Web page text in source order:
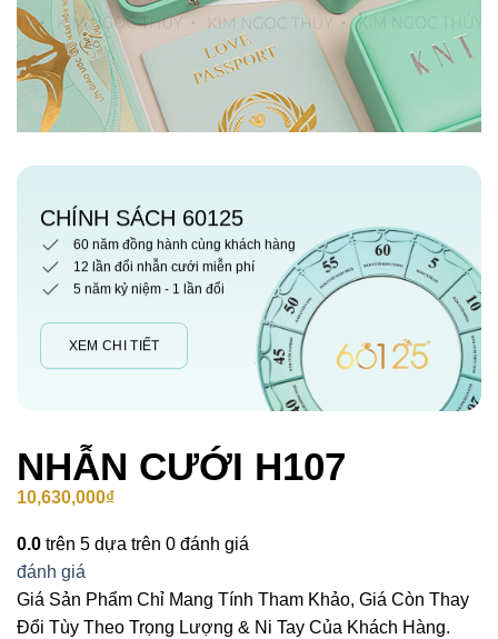
CHÍNH SÁCH 60125
60 năm đồng hành cùng khách hàng
12 lần đổi nhẫn cưới miễn phí
5 năm kỷ niệm - 1 lần đổi
XEM CHI TIẾT
NHẪN CƯỚI H107
10,630,000₫
0.0 trên 5 dựa trên 0 đánh giá
đánh giá
Giá Sản Phẩm Chỉ Mang Tính Tham Khảo, Giá Còn Thay
Đổi Tùy Theo Trọng Lượng & Ni Tay Của Khách Hàng.